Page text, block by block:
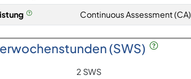
Continuous Assessment (CA)
(SWS)
2 SWS